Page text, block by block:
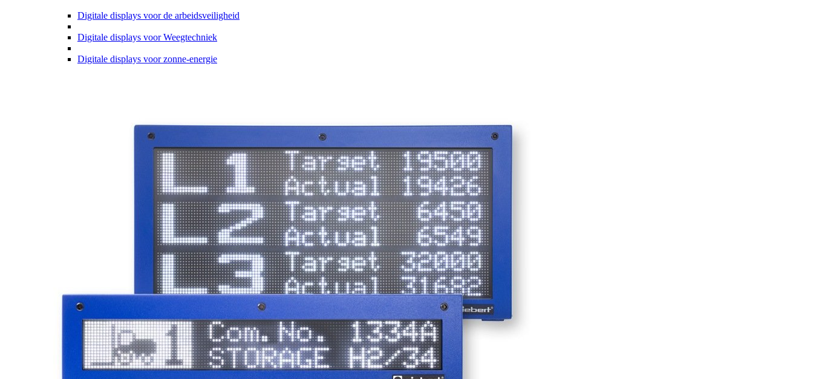
Digitale displays voor de arbeidsveiligheid
Digitale displays voor Weegtechniek
Digitale displays voor zonne-energie